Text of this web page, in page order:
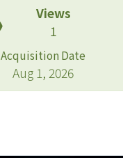
Views
1
Acquisition Date
Aug 1, 2026